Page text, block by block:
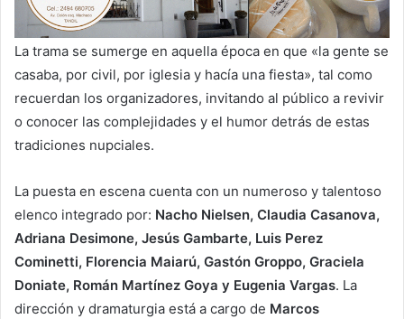
La trama se sumerge en aquella época en que «la gente se
casaba, por civil, por iglesia y hacía una fiesta», tal como
recuerdan los organizadores, invitando al público a revivir
o conocer las complejidades y el humor detrás de estas
tradiciones nupciales.
La puesta en escena cuenta con un numeroso y talentoso
elenco integrado por: Nacho Nielsen, Claudia Casanova,
Adriana Desimone, Jesús Gambarte, Luis Perez
Cominetti, Florencia Maiarú, Gastón Groppo, Graciela
Doniate, Román Martínez Goya y Eugenia Vargas. La
dirección y dramaturgia está a cargo de Marcos